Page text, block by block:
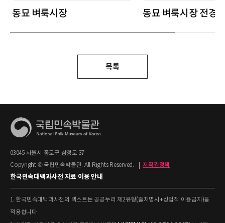
동묘 벼룩시장 동묘 벼룩시장 전경
목록
03045 서울시 종로구 삼청로 37
Copyright © 국립민속박물관. All Rights Reserved.
저작권정책
한국민속대백과사전 자료 이용 안내
1. 한국민속대백과사전의 텍스트는 공공누리 제2유형(출처명시+상업적 이용금지)을
적용합니다.